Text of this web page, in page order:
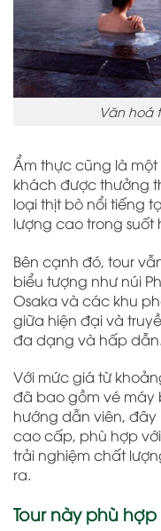
Văn hoá
Ẩm thực cũng là
khách được thưởng
loại thịt bò nổi tiếng
lượng cao trong suốt
Bên cạnh đó, tour
biểu tượng như núi
Osaka và các khu
giữa hiện đại và
đa dạng và hấp dẫn.
Với mức giá từ
đã bao gồm vé máy
hướng dẫn viên,
cao cấp, phù hợp
trải nghiệm chất
ra.
Tour này phù